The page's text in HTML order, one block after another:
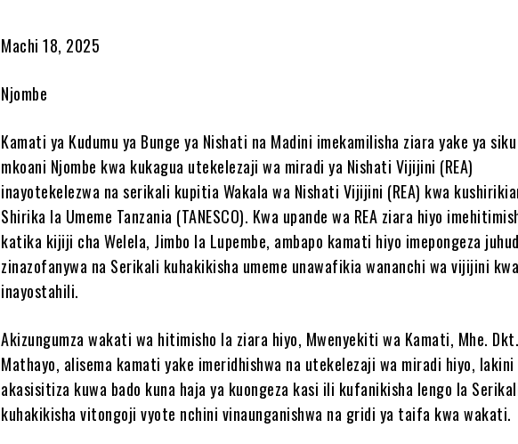
Machi 18, 2025
Njombe
Kamati ya Kudumu ya Bunge ya Nishati na Madini imekamilisha ziara yake ya
mkoani Njombe kwa kukagua utekelezaji wa miradi ya Nishati Vijijini (REA)
inayotekelezwa na serikali kupitia Wakala wa Nishati Vijijini (REA) kwa
Shirika la Umeme Tanzania (TANESCO). Kwa upande wa REA ziara hiyo
katika kijiji cha Welela, Jimbo la Lupembe, ambapo kamati hiyo imepongeza
zinazofanywa na Serikali kuhakikisha umeme unawafikia wananchi wa vijijini
inayostahili.
Akizungumza wakati wa hitimisho la ziara hiyo, Mwenyekiti wa Kamati, Mhe.
Mathayo, alisema kamati yake imeridhishwa na utekelezaji wa miradi hiyo, lakini
akasisitiza kuwa bado kuna haja ya kuongeza kasi ili kufanikisha lengo la
kuhakikisha vitongoji vyote nchini vinaunganishwa na gridi ya taifa kwa wakati.